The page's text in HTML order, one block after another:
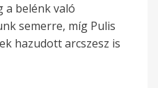
a belénk való
semerre, míg Pulis
hazudott arcszesz is